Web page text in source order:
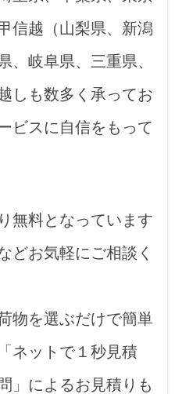
信越（山梨県、新潟
、岐阜県、三重県、
しも数多く承ってお
ビスに自信をもって
無料となっています
どお気軽にご相談く
物を選ぶだけで簡単
ネットで１秒見積
」によるお見積りも